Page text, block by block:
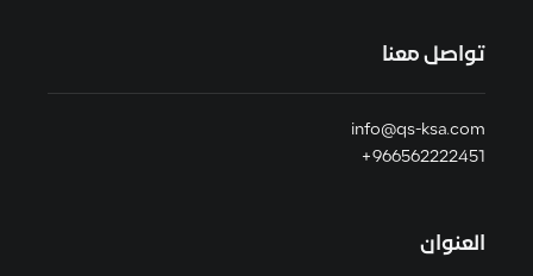
تواصل معنا
info@qs-ksa.com
966562222451+
العنوان